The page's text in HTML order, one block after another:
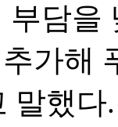
부담을
가해
말했다.